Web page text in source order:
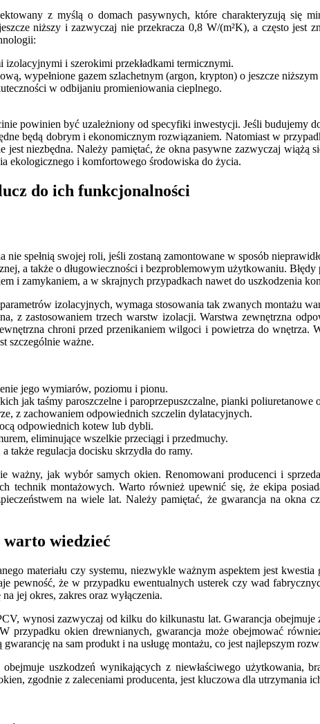
z myślą o domach pasywnych, które charakteryzują się
niższy i zazwyczaj nie przekracza 0,8 W/(m²K), a często jest
i szerokimi przekładkami termicznymi.
wypełnione gazem szlachetnym (argon, krypton) o jeszcze
w odbijaniu promieniowania cieplnego.
powinien być uzależniony od specyfiki inwestycji. Jeśli budujemy
będą dobrym i ekonomicznym rozwiązaniem. Natomiast w
niezbędna. Należy pamiętać, że okna pasywne zazwyczaj wiążą
ekologicznego i komfortowego środowiska do życia.
do ich funkcjonalności
spełnią swojej roli, jeśli zostaną zamontowane w sposób
a także o długowieczności i bezproblemowym użytkowaniu.
i zamykaniem, a w skrajnych przypadkach nawet do uszkodzenia
izolacyjnych, wymaga stosowania tak zwanych montażu
z zastosowaniem trzech warstw izolacji. Warstwa zewnętrzna
chroni przed przenikaniem wilgoci i powietrza do wnętrza.
szczególnie ważne.
jego wymiarów, poziomu i pionu.
jak taśmy paroszczelne i paroprzepuszczalne, pianki poliuretanowe
z zachowaniem odpowiednich szczelin dylatacyjnych.
odpowiednich kotew lub dybli.
eliminujące wszelkie przeciągi i przedmuchy.
także regulacja docisku skrzydła do ramy.
jak wybór samych okien. Renomowani producenci i
technik montażowych. Warto również upewnić się, że ekipa
na wiele lat. Należy pamiętać, że gwarancja na okna
warto wiedzieć
materiału czy systemu, niezwykle ważnym aspektem jest
pewność, że w przypadku ewentualnych usterek czy wad
jej okres, zakres oraz wyłączenia.
wynosi zazwyczaj od kilku do kilkunastu lat. Gwarancja
przypadku okien drewnianych, gwarancja może obejmować
na sam produkt i na usługę montażu, co jest najlepszym
uszkodzeń wynikających z niewłaściwego użytkowania,
zgodnie z zaleceniami producenta, jest kluczowa dla utrzymania